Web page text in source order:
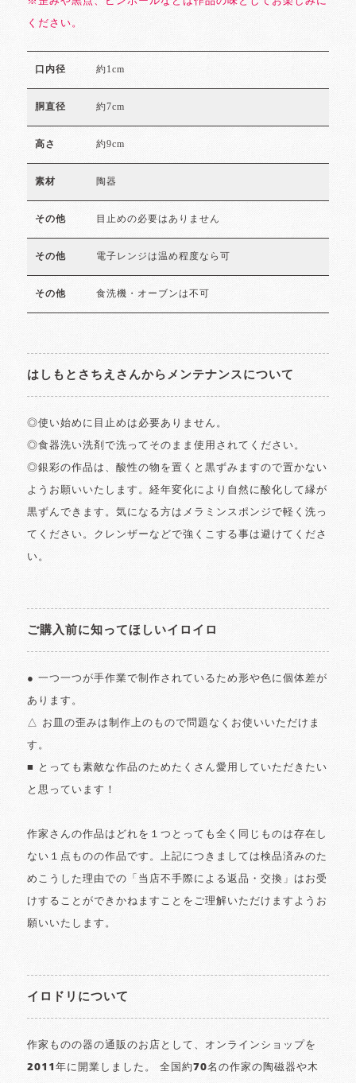
ください。
口内径 約1cm
胴直径 約7cm
高さ 約9cm
素材 陶器
その他 目止めの必要はありません
その他 電子レンジは温め程度なら可
その他 食洗機・オーブンは不可
はしもとさちえさんからメンテナンスについて
◎使い始めに目止めは必要ありません。
◎食器洗い洗剤で洗ってそのまま使用されてください。
◎銀彩の作品は、酸性の物を置くと黒ずみますので置かない
ようお願いいたします。経年変化により自然に酸化して縁が
黒ずんできます。気になる方はメラミンスポンジで軽く洗っ
てください。クレンザーなどで強くこする事は避けてくださ
い。
ご購入前に知ってほしいイロイロ
● 一つ一つが手作業で制作されているため形や色に個体差が
あります。
△ お皿の歪みは制作上のもので問題なくお使いいただけま
す。
■ とっても素敵な作品のためたくさん愛用していただきたい
と思っています！
作家さんの作品はどれを１つとっても全く同じものは存在し
ない１点ものの作品です。上記につきましては検品済みのた
めこうした理由での「当店不手際による返品・交換」はお受
けすることができかねますことをご理解いただけますようお
願いいたします。
イロドリについて
作家ものの器の通販のお店として、オンラインショップを
2011年に開業しました。 全国約70名の作家の陶磁器や木